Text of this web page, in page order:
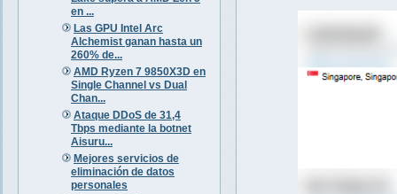
en ...
Las GPU Intel Arc
Alchemist ganan hasta un
260% de...
AMD Ryzen 7 9850X3D en
Single Channel vs Dual
Chan...
Ataque DDoS de 31,4
Tbps mediante la botnet
Aisuru...
Mejores servicios de
eliminación de datos
personales